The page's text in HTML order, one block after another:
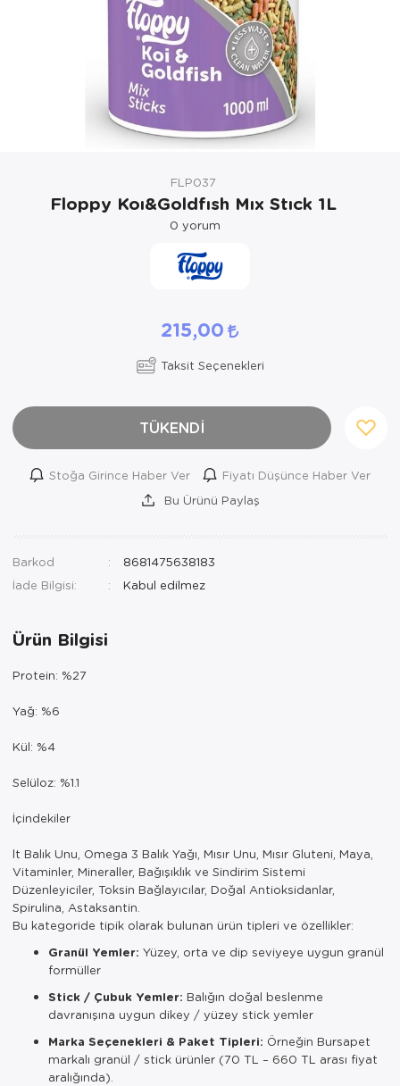
FLP037
Floppy Koı&Goldfısh Mıx Stıck 1L
0 yorum
215,00
Taksit Seçenekleri
TÜKENDİ
Stoğa Girince Haber Ver
Fiyatı Düşünce Haber Ver
Bu Ürünü Paylaş
Barkod
8681475638183
İade Bilgisi:
Ürün Bilgisi
Protein: %27
Yağ: %6
Kül: %4
Selüloz: %1.1
İçindekiler
lt Balık Unu, Omega 3 Balık Yağı, Mısır Unu, Mısır Gluteni, Maya,
Vitaminler, Mineraller, Bağışıklık ve Sindirim Sistemi
Düzenleyiciler, Toksin Bağlayıcılar, Doğal Antioksidanlar,
Spirulina, Astaksantin.
Bu kategoride tipik olarak bulunan ürün tipleri ve özellikler:
Granül Yemler: Yüzey, orta ve dip seviyeye uygun granül
formüller
Stick / Çubuk Yemler: Balığın doğal beslenme
davranışına uygun dikey / yüzey stick yemler
Marka Seçenekleri & Paket Tipleri: Örneğin Bursapet
markalı granül / stick ürünler (70 TL – 660 TL arası fiyat
aralığında).